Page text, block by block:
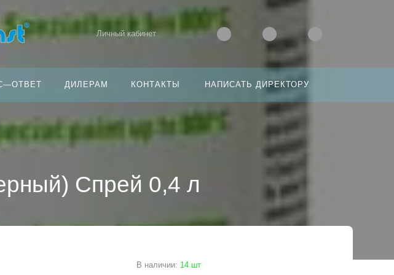
Личный кабинет
ДИЛЕРАМ КОНТАКТЫ НАПИСАТЬ ДИРЕКТОРУ
Спрей 0,4 л
В наличии: 14 шт